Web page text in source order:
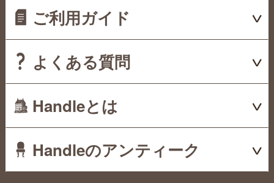
ご利用ガイド
よくある質問
Handleとは
Handleのアンティーク